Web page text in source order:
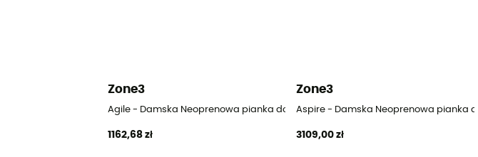
Zone3
Agile - Damska Neoprenowa pianka do pływania triathlon
1162,68 zł
Zone3
Aspire - Damska Neoprenowa pianka
3109,00 zł